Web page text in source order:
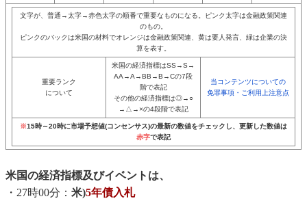
文字が、普通→太字→赤色太字の順番で重要なものになる。ピンク太字は金融政策関連
のもの。
ピンクのバックは米国の材料でオレンジは金融政策関連、黄は要人発言、緑は企業の決
算を表す。
重要ランク
について
米国の経済指標はSS→S→
AA→A→BB→B→Cの7段
階で表記
その他の経済指標は◎→○
→△→×の4段階で表記
当コンテンツについての
免罪事項・ご利用上注意点
※15時～20時に市場予想値(コンセンサス)の最新の数値をチェックし、更新した数値は
赤字で表記
米国の経済指標及びイベントは、
・27時00分： 米)5年債入札